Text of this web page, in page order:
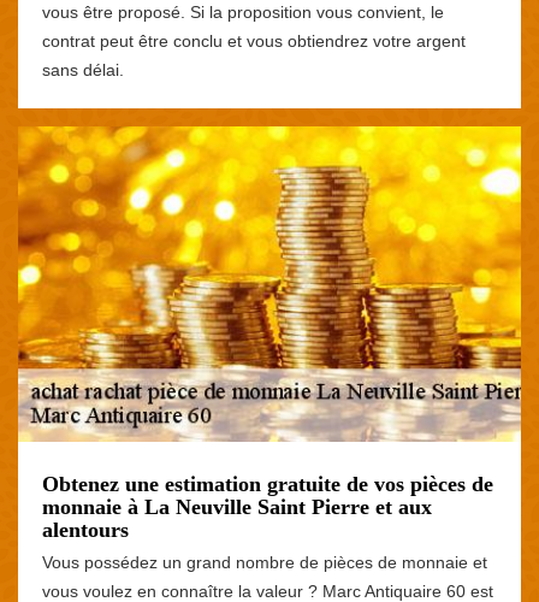
vous être proposé. Si la proposition vous convient, le
contrat peut être conclu et vous obtiendrez votre argent
sans délai.
Obtenez une estimation gratuite de vos pièces de
monnaie à La Neuville Saint Pierre et aux
alentours
Vous possédez un grand nombre de pièces de monnaie et
vous voulez en connaître la valeur ? Marc Antiquaire 60 est